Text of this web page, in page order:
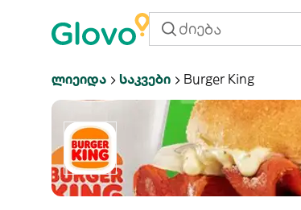
Ლიეიდა Საკვები Burger King